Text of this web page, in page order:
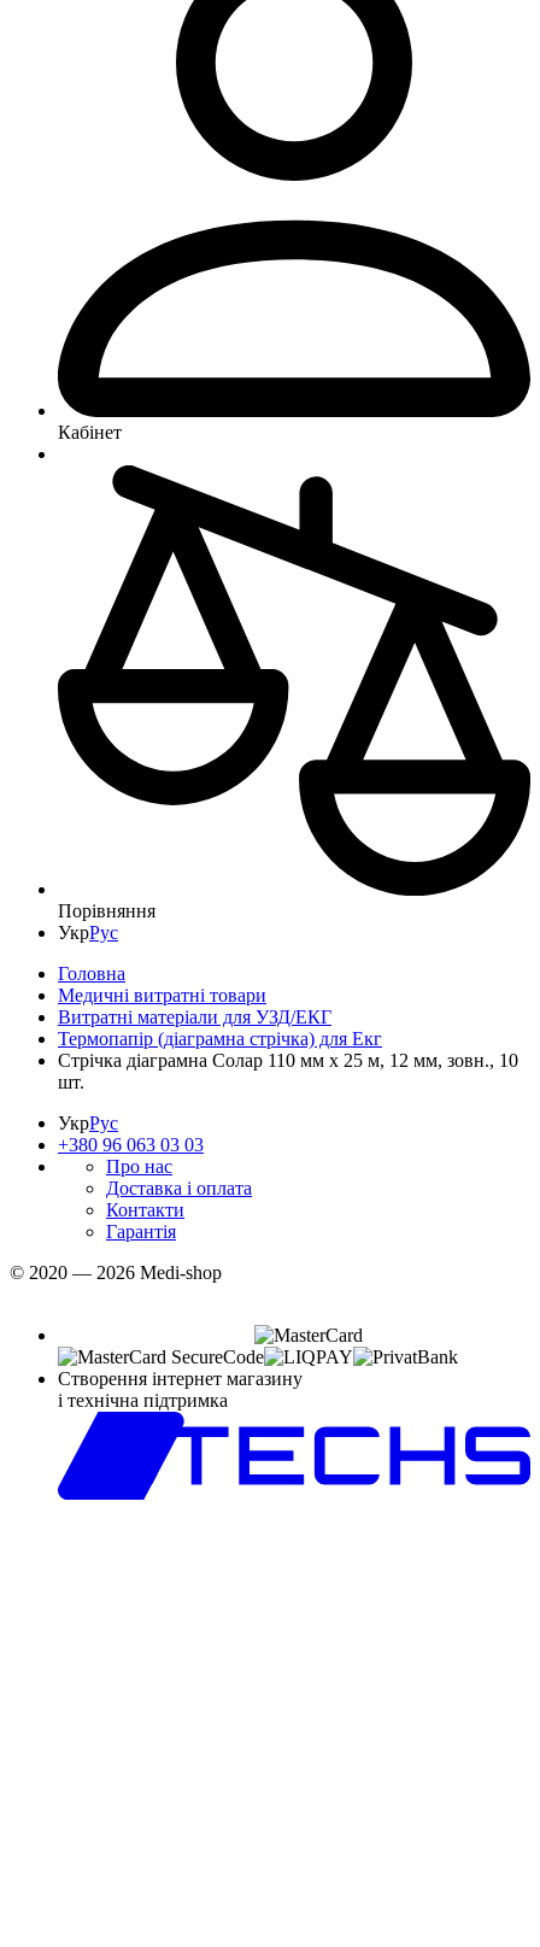
Кабінет
Порівняння
УкрРус
Головна
Медичні витратні товари
Витратні матеріали для УЗД/ЕКГ
Термопапір (діаграмна стрічка) для Екг
Стрічка діаграмна Солар 110 мм х 25 м, 12 мм, зовн., 10
шт.
УкрРус
+380 96 063 03 03
Про нас
Доставка і оплата
Контакти
Гарантія
© 2020 — 2026 Medi-shop
Створення інтернет магазину
і технічна підтримка